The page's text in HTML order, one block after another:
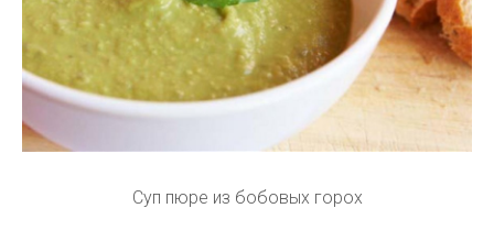
Суп пюре из бобовых горох